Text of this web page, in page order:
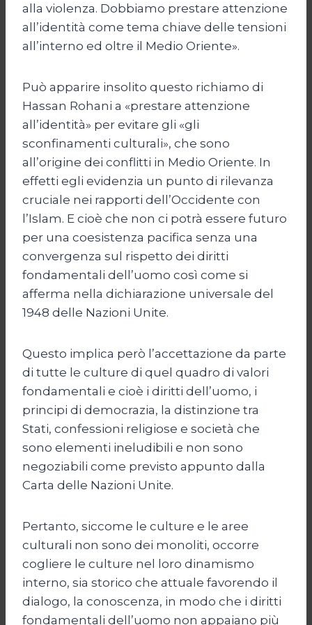
alla violenza. Dobbiamo prestare attenzione
all’identità come tema chiave delle tensioni
all’interno ed oltre il Medio Oriente».
Può apparire insolito questo richiamo di
Hassan Rohani a «prestare attenzione
all’identità» per evitare gli «gli
sconfinamenti culturali», che sono
all’origine dei conflitti in Medio Oriente. In
effetti egli evidenzia un punto di rilevanza
cruciale nei rapporti dell’Occidente con
l’Islam. E cioè che non ci potrà essere futuro
per una coesistenza pacifica senza una
convergenza sul rispetto dei diritti
fondamentali dell’uomo così come si
afferma nella dichiarazione universale del
1948 delle Nazioni Unite.
Questo implica però l’accettazione da parte
di tutte le culture di quel quadro di valori
fondamentali e cioè i diritti dell’uomo, i
principi di democrazia, la distinzione tra
Stati, confessioni religiose e società che
sono elementi ineludibili e non sono
negoziabili come previsto appunto dalla
Carta delle Nazioni Unite.
Pertanto, siccome le culture e le aree
culturali non sono dei monoliti, occorre
cogliere le culture nel loro dinamismo
interno, sia storico che attuale favorendo il
dialogo, la conoscenza, in modo che i diritti
fondamentali dell’uomo non appaiano più